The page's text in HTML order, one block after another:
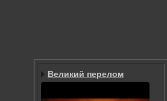
Великий перелом